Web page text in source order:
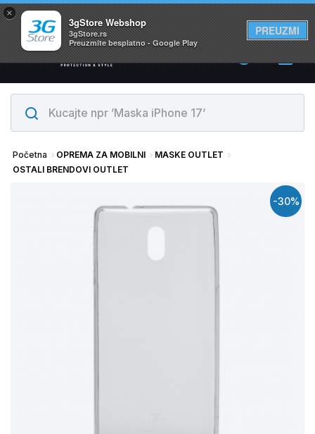
×
3gStore Webshop
3gStore.rs
Preuzmite besplatno - Google Play
PREUZMI
Svi proizvodi su na lageru. Slanje istog dana!
0
Početna OPREMA ZA MOBILNI
MASKE OUTLET
OSTALI BRENDOVI OUTLET
-30%